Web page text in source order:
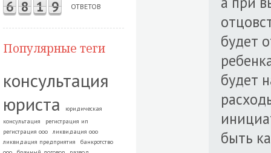
6 8 1 9 ОТВЕТОВ
Популярные теги
консультация
юриста
юридическая
консультация
регистрация ип
регистрация ооо
ликвидация ооо
ликвидация предприятия
банкротство
будет
будет
быть